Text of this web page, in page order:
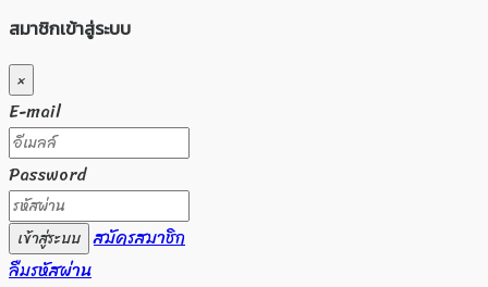
สมาชิกเข้าสู่ระบบ
×
E-mail
Password
เข้าสู่ระบบ สมัครสมาชิก
ลืมรหัสผ่าน